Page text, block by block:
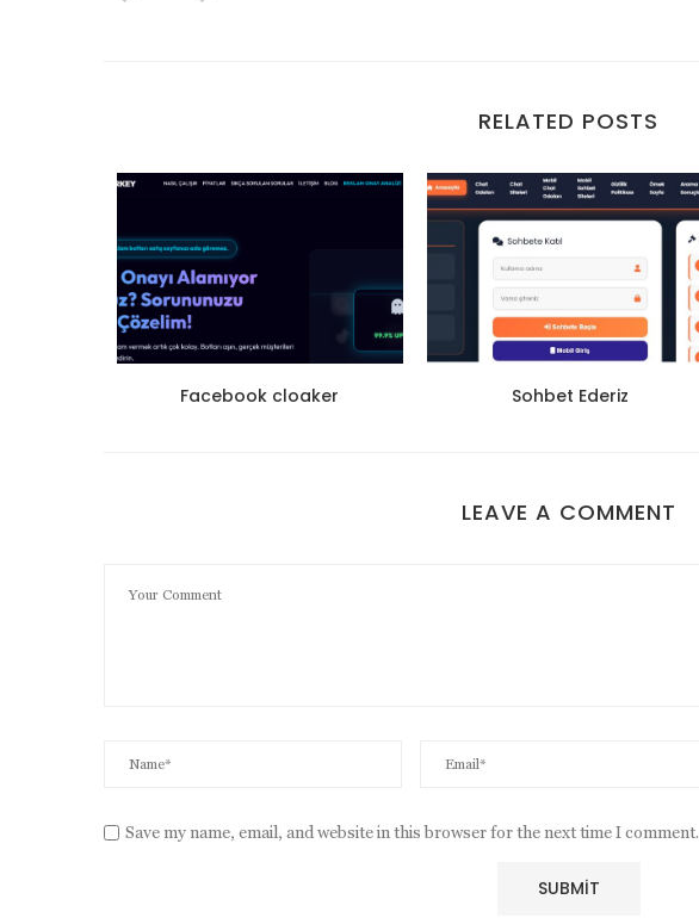
RELATED POSTS
Facebook cloaker Sohbet Ederiz
LEAVE A COMMENT
Save my name, email, and website in this browser for the next time I comment.